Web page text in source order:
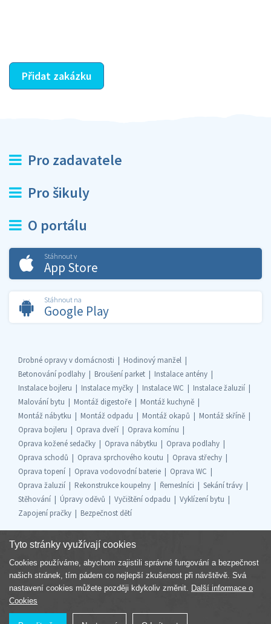
Přidat zakázku
Pro zadavatele
Pro šikuly
O portálu
Stáhnout v
App Store
Stáhnout na
Google Play
Drobné opravy v domácnosti
Hodinový manžel
Betonování podlahy
Broušení parket
Instalace antény
Instalace bojleru
Instalace myčky Instalace WC
Instalace žaluzií
Malování bytu
Montáž digestoře
Montáž kuchyně
Montáž nábytku
Montáž odpadu Montáž okapů
Montáž skříně
Oprava bojleru
Oprava dveří
Oprava komínu
Oprava kožené sedačky
Oprava nábytku
Oprava podlahy
Oprava schodů
Oprava sprchového koutu
Oprava střechy
Oprava topení
Oprava vodovodní baterie
Oprava WC
Oprava žaluzií
Rekonstrukce koupelny Řemeslníci
Sekání trávy
Stěhování
Úpravy oděvů Vyčištění odpadu
Vyklízení bytu
Zapojení pračky
Bezpečnost dětí
Součást skupiny
Tyto stránky využívají cookies
Cookies používáme, abychom zajistili správné fungování a bezpečnost
našich stránek, tím pádem co nejlepší zkušenost při návštěvě. Svá
nastavení cookies můžete později kdykoliv změnit. Další informace o
Cookies